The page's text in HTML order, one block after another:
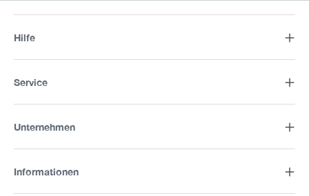
Hilfe
Service
Unternehmen
Informationen